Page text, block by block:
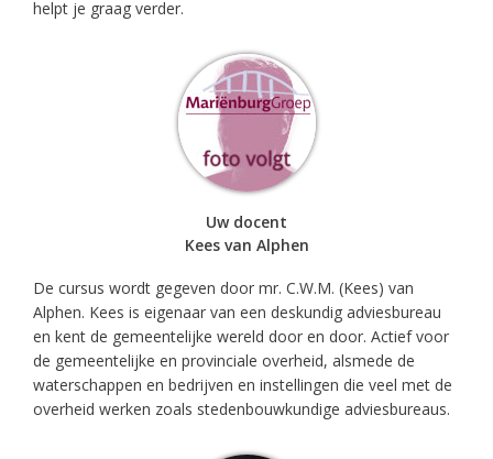
helpt je graag verder.
Uw docent
Kees van Alphen
De cursus wordt gegeven door mr. C.W.M. (Kees) van
Alphen. Kees is eigenaar van een deskundig adviesbureau
en kent de gemeentelijke wereld door en door. Actief voor
de gemeentelijke en provinciale overheid, alsmede de
waterschappen en bedrijven en instellingen die veel met de
overheid werken zoals stedenbouwkundige adviesbureaus.